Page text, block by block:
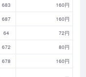
683 160円
687 160円
64 72円
672 80円
678 160円